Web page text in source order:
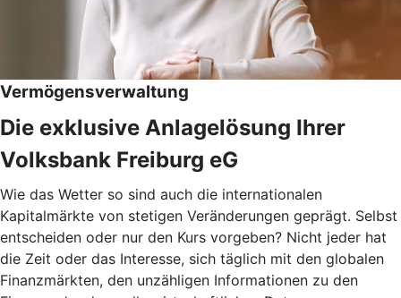
Vermögensverwaltung
Die exklusive Anlagelösung Ihrer
Volksbank Freiburg eG
Wie das Wetter so sind auch die internationalen
Kapitalmärkte von stetigen Veränderungen geprägt. Selbst
entscheiden oder nur den Kurs vorgeben? Nicht jeder hat
die Zeit oder das Interesse, sich täglich mit den globalen
Finanzmärkten, den unzähligen Informationen zu den